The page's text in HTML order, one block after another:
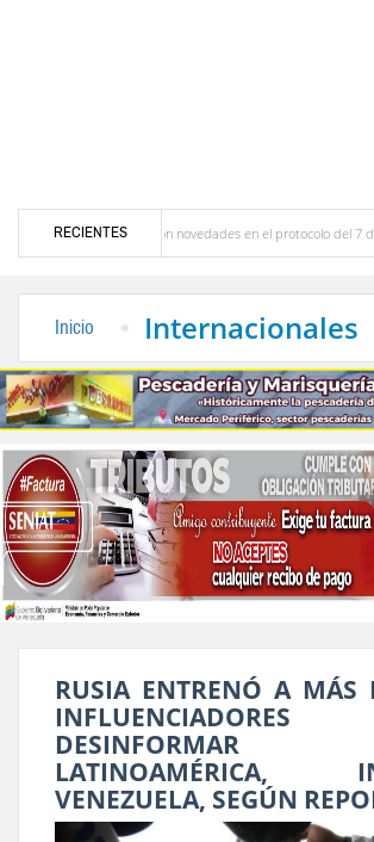
RECIENTES
y se conocieron novedades en el protocolo del 7 de agosto
Inicio Internacionales
RUSIA ENTRENÓ A MÁS
LATINOAMÉRICA,
VENEZUELA, SEGÚN